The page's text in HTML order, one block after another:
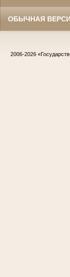
ОБЫЧНАЯ
2006-2026